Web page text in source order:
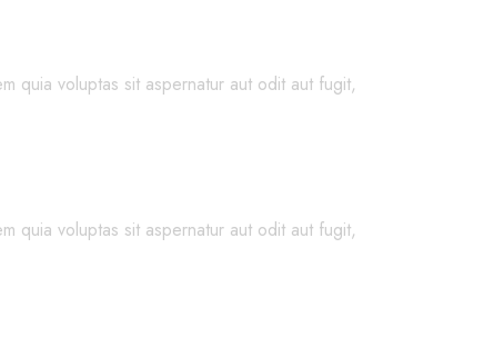
quia voluptas sit aspernatur aut odit aut fugit,
quia voluptas sit aspernatur aut odit aut fugit,